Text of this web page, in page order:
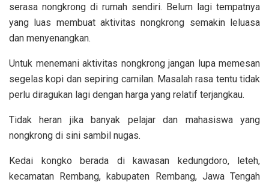
serasa nongkrong di rumah sendiri. Belum lagi tempatnya
yang luas membuat aktivitas nongkrong semakin leluasa
dan menyenangkan.
Untuk menemani aktivitas nongkrong jangan lupa memesan
segelas kopi dan sepiring camilan. Masalah rasa tentu tidak
perlu diragukan lagi dengan harga yang relatif terjangkau.
Tidak heran jika banyak pelajar dan mahasiswa yang
nongkrong di sini sambil nugas.
Kedai kongko berada di kawasan kedungdoro, leteh,
kecamatan Rembang, kabupaten Rembang, Jawa Tengah